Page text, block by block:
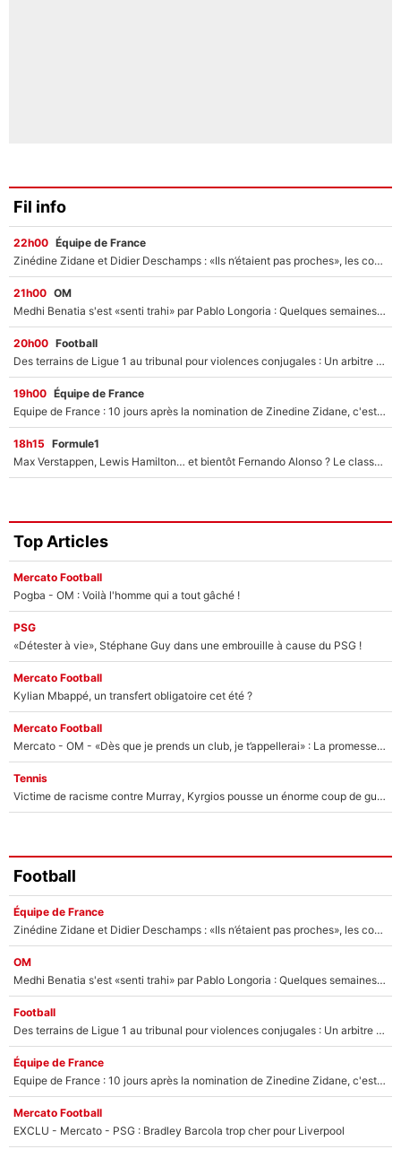
Fil info
22h00 Équipe de France
Zinédine Zidane et Didier Deschamps : «Ils n’étaient pas proches», les confidences d’un membre de l’équipe de France 1998 sur leur relation spéciale
21h00 OM
Medhi Benatia s'est «senti trahi» par Pablo Longoria : Quelques semaines après son départ, l'ancien directeur de football de l'OM règle ses comptes
20h00 Football
Des terrains de Ligue 1 au tribunal pour violences conjugales : Un arbitre français encourt une peine de 18 mois de prison !
19h00 Équipe de France
Equipe de France : 10 jours après la nomination de Zinedine Zidane, c'est au tour de son fils de prendre un nouveau départ !
18h15 Formule1
Max Verstappen, Lewis Hamilton… et bientôt Fernando Alonso ? Le classement des pilotes les mieux payés en Formule 1 risque de changer !
Top Articles
Mercato Football
Pogba - OM : Voilà l'homme qui a tout gâché !
PSG
«Détester à vie», Stéphane Guy dans une embrouille à cause du PSG !
Mercato Football
Kylian Mbappé, un transfert obligatoire cet été ?
Mercato Football
Mercato - OM - «Dès que je prends un club, je t’appellerai» : La promesse de Marcelino au moment de claquer la porte
Tennis
Victime de racisme contre Murray, Kyrgios pousse un énorme coup de gueule !
Football
Équipe de France
Zinédine Zidane et Didier Deschamps : «Ils n’étaient pas proches», les confidences d’un membre de l’équipe de France 1998 sur leur relation spéciale
OM
Medhi Benatia s'est «senti trahi» par Pablo Longoria : Quelques semaines après son départ, l'ancien directeur de football de l'OM règle ses comptes
Football
Des terrains de Ligue 1 au tribunal pour violences conjugales : Un arbitre français encourt une peine de 18 mois de prison !
Équipe de France
Equipe de France : 10 jours après la nomination de Zinedine Zidane, c'est au tour de son fils de prendre un nouveau départ !
Mercato Football
EXCLU - Mercato - PSG : Bradley Barcola trop cher pour Liverpool